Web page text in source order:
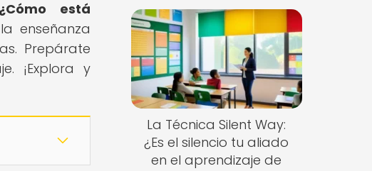
está
enseñanza
Prepárate
¡Explora y
La Técnica Silent Way:
¿Es el silencio tu aliado
en el aprendizaje de